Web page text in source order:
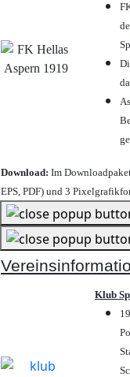
Download: Im
EPS, PDF) und 3
Klub